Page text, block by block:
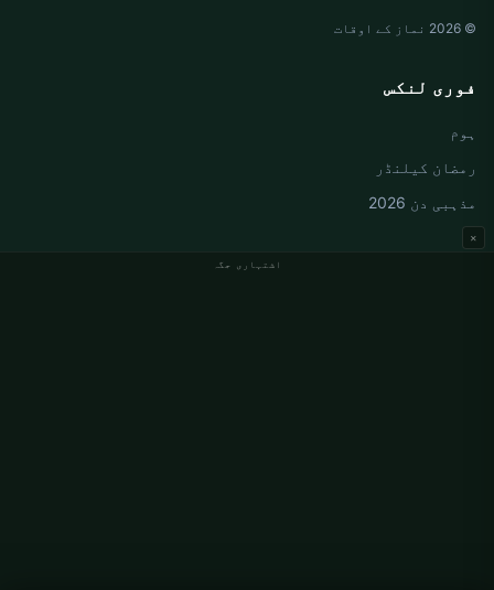
اشتہاری جگہ
×
© 2026 نماز کے اوقات
فوری لنکس
ہوم
رمضان کیلنڈر
مذہبی دن 2026